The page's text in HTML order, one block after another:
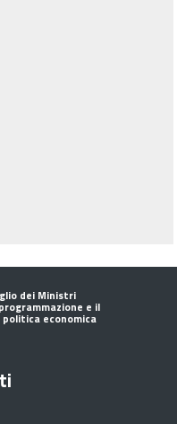
dei Ministri
e il
economica